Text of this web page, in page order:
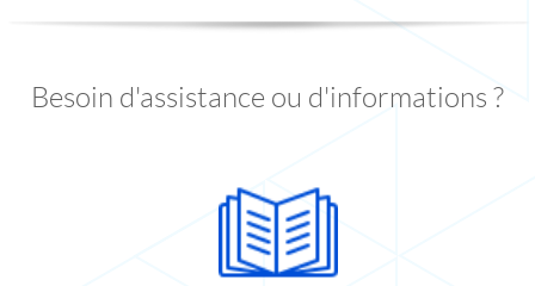
Besoin d'assistance ou d'informations ?